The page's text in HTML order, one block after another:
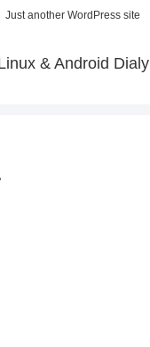
Just another WordPress site
& Android Dialy